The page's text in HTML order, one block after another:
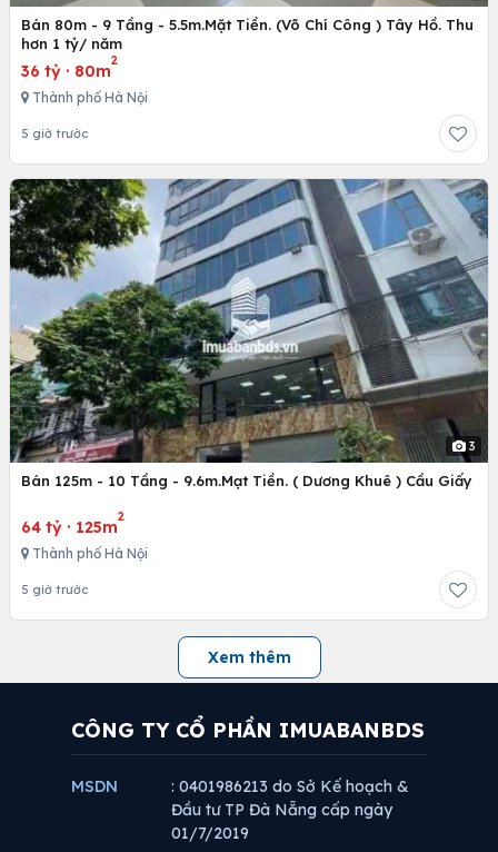
Bán 80m - 9 Tầng - 5.5m.Mặt Tiền. (Võ Chí Công ) Tây Hồ. Thu
hơn 1 tỷ/ năm
36 tỷ · 80m
2
Thành phố Hà Nội
5 giờ trước
3
Bán 125m - 10 Tầng - 9.6m.Mạt Tiền. ( Dương Khuê ) Cầu Giấy
64 tỷ · 125m
2
Thành phố Hà Nội
5 giờ trước
Xem thêm
CÔNG TY CỔ PHẦN IMUABANBDS
MSDN
: 0401986213 do Sở Kế hoạch &
Đầu tư TP Đà Nẵng cấp ngày
01/7/2019